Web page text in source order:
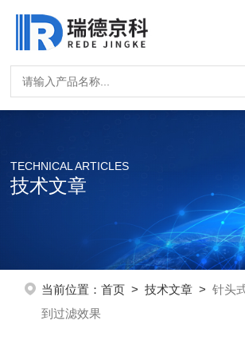
TECHNICAL ARTICLES
技术文章
当前位置： 首页> 技术文章> 针头
到过滤效果